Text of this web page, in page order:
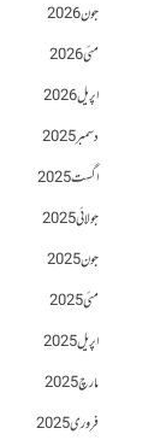
جون 2026
مئی 2026
اپریل 2026
دسمبر 2025
اگست 2025
جولائی 2025
جون 2025
مئی 2025
اپریل 2025
مارچ 2025
فروری 2025